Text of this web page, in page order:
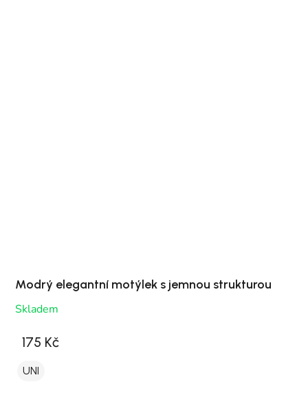
Modrý elegantní motýlek s jemnou strukturou
Skladem
175 Kč
UNI